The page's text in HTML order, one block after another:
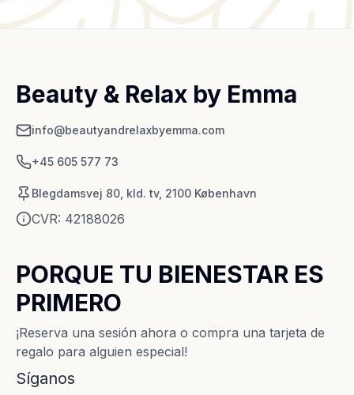
Beauty & Relax by Emma
info@beautyandrelaxbyemma.com
+45 605 577 73
Blegdamsvej 80, kld. tv, 2100 København
CVR: 42188026
PORQUE TU BIENESTAR ES
PRIMERO
¡Reserva una sesión ahora o compra una tarjeta de
regalo para alguien especial!
Síganos